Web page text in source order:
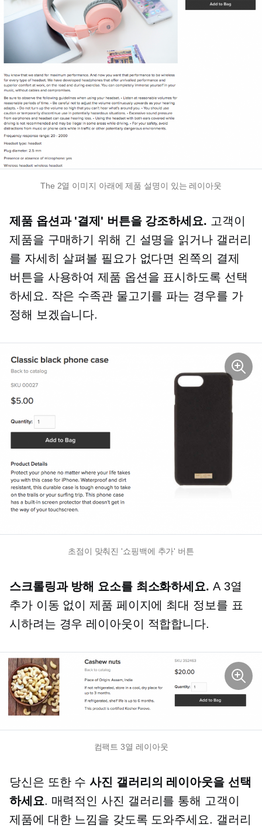
The 2열 이미지 아래에 제품 설명이 있는 레이아웃
제품 옵션과 '결제' 버튼을 강조하세요. 고객이
제품을 구매하기 위해 긴 설명을 읽거나 갤러리
를 자세히 살펴볼 필요가 없다면 왼쪽의 결제
버튼을 사용하여 제품 옵션을 표시하도록 선택
하세요. 작은 수족관 물고기를 파는 경우를 가
정해 보겠습니다.
초점이 맞춰진 '쇼핑백에 추가' 버튼
스크롤링과 방해 요소를 최소화하세요. A 3열
추가 이동 없이 제품 페이지에 최대 정보를 표
시하려는 경우 레이아웃이 적합합니다.
컴팩트3열 레이아웃
당신은 또한 수사진 갤러리의 레이아웃을 선택
하세요. 매력적인 사진 갤러리를 통해 고객이
제품에 대한 느낌을 갖도록 도와주세요. 갤러리